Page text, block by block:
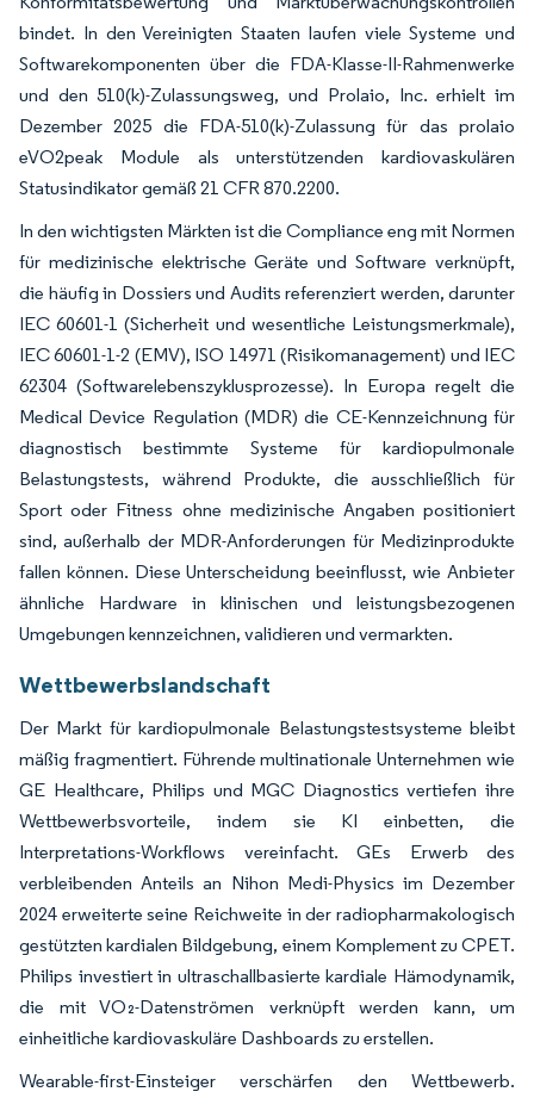
bindet. In den Vereinigten Staaten laufen viele Systeme und
Softwarekomponenten über die FDA-Klasse-II-Rahmenwerke
und den 510(k)-Zulassungsweg, und Prolaio, Inc. erhielt im
Dezember 2025 die FDA-510(k)-Zulassung für das prolaio
eVO2peak Module als unterstützenden kardiovaskulären
Statusindikator gemäß 21 CFR 870.2200.
In den wichtigsten Märkten ist die Compliance eng mit Normen
für medizinische elektrische Geräte und Software verknüpft,
die häufig in Dossiers und Audits referenziert werden, darunter
IEC 60601-1 (Sicherheit und wesentliche Leistungsmerkmale),
IEC 60601-1-2 (EMV), ISO 14971 (Risikomanagement) und IEC
62304 (Softwarelebenszyklusprozesse). In Europa regelt die
Medical Device Regulation (MDR) die CE-Kennzeichnung für
diagnostisch bestimmte Systeme für kardiopulmonale
Belastungstests, während Produkte, die ausschließlich für
Sport oder Fitness ohne medizinische Angaben positioniert
sind, außerhalb der MDR-Anforderungen für Medizinprodukte
fallen können. Diese Unterscheidung beeinflusst, wie Anbieter
ähnliche Hardware in klinischen und leistungsbezogenen
Umgebungen kennzeichnen, validieren und vermarkten.
Wettbewerbslandschaft
Der Markt für kardiopulmonale Belastungstestsysteme bleibt
mäßig fragmentiert. Führende multinationale Unternehmen wie
GE Healthcare, Philips und MGC Diagnostics vertiefen ihre
Wettbewerbsvorteile, indem sie KI einbetten, die
Interpretations-Workflows vereinfacht. GEs Erwerb des
verbleibenden Anteils an Nihon Medi-Physics im Dezember
2024 erweiterte seine Reichweite in der radiopharmakologisch
gestützten kardialen Bildgebung, einem Komplement zu CPET.
Philips investiert in ultraschallbasierte kardiale Hämodynamik,
die mit VO₂-Datenströmen verknüpft werden kann, um
einheitliche kardiovaskuläre Dashboards zu erstellen.
Wearable-first-Einsteiger verschärfen den Wettbewerb.